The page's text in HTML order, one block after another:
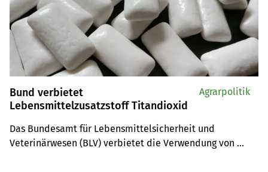
Bund verbietet
Lebensmittelzusatzstoff Titandioxid
Das Bundesamt für Lebensmittelsicherheit und
Veterinärwesen (BLV) verbietet die Verwendung von
Agrarpolitik